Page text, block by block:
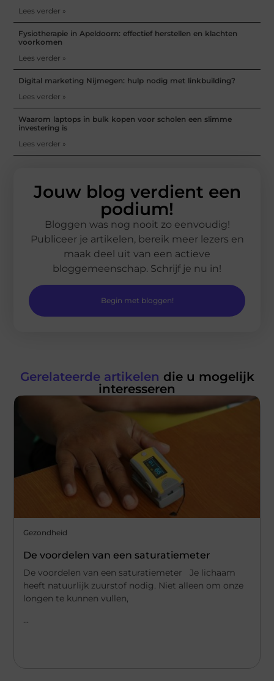
Lees verder »
Fysiotherapie in Apeldoorn: effectief herstellen en klachten
voorkomen
Lees verder »
Digital marketing Nijmegen: hulp nodig met linkbuilding?
Lees verder »
Waarom laptops in bulk kopen voor scholen een slimme
investering is
Lees verder »
Jouw blog verdient een
podium!
Bloggen was nog nooit zo eenvoudig!
Publiceer je artikelen, bereik meer lezers en
maak deel uit van een actieve
bloggemeenschap. Schrijf je nu in!
Begin met bloggen!
Gerelateerde artikelen die u mogelijk
interesseren
Gezondheid
De voordelen van een saturatiemeter
De voordelen van een saturatiemeter Je lichaam
heeft natuurlijk zuurstof nodig. Niet alleen om onze
longen te kunnen vullen,
...